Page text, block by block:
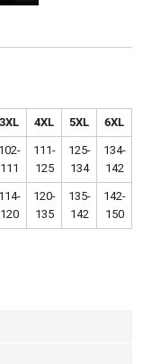
3XL 4XL 5XL 6XL
102-
111
111-
125
125-
134
134-
142
114-
120
120-
135
135-
142
142-
150